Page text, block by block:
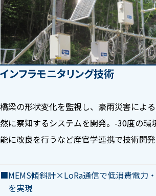
インフラモニタリング技術
橋梁の形状変化を監視し、豪雨災害によ
然に察知するシステムを開発。-30度の環
能に改良を行うなど産官学連携で技術開発
MEMS傾斜計×LoRa通信で低消費電力
を実現